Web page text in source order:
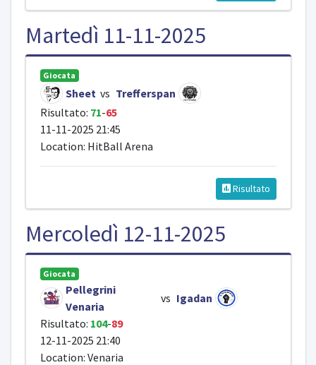
Martedì 11-11-2025
Giocata
Sheet vs Trefferspan
Risultato: 71-65
11-11-2025 21:45
Location: HitBall Arena
Risultato
Mercoledì 12-11-2025
Giocata
Pellegrini
Venaria
vs Igadan
Risultato: 104-89
12-11-2025 21:40
Location: Venaria